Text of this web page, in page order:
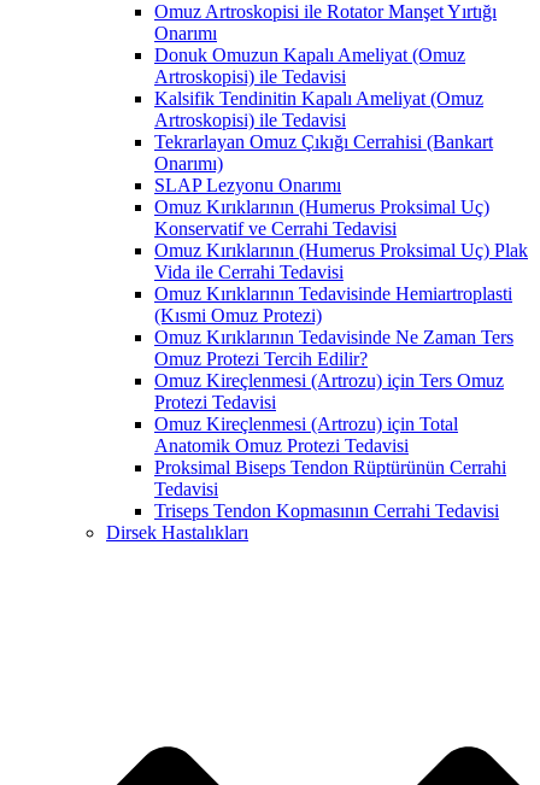
Omuz Artroskopisi ile Rotator Manşet Yırtığı
Onarımı
Donuk Omuzun Kapalı Ameliyat (Omuz
Artroskopisi) ile Tedavisi
Kalsifik Tendinitin Kapalı Ameliyat (Omuz
Artroskopisi) ile Tedavisi
Tekrarlayan Omuz Çıkığı Cerrahisi (Bankart
Onarımı)
SLAP Lezyonu Onarımı
Omuz Kırıklarının (Humerus Proksimal Uç)
Konservatif ve Cerrahi Tedavisi
Omuz Kırıklarının (Humerus Proksimal Uç) Plak
Vida ile Cerrahi Tedavisi
Omuz Kırıklarının Tedavisinde Hemiartroplasti
(Kısmi Omuz Protezi)
Omuz Kırıklarının Tedavisinde Ne Zaman Ters
Omuz Protezi Tercih Edilir?
Omuz Kireçlenmesi (Artrozu) için Ters Omuz
Protezi Tedavisi
Omuz Kireçlenmesi (Artrozu) için Total
Anatomik Omuz Protezi Tedavisi
Proksimal Biseps Tendon Rüptürünün Cerrahi
Tedavisi
Triseps Tendon Kopmasının Cerrahi Tedavisi
Dirsek Hastalıkları